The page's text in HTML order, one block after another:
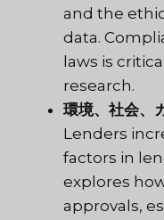
and the
data.
laws is
research.
環境、社会、
Lenders
factors in
explores
approvals,